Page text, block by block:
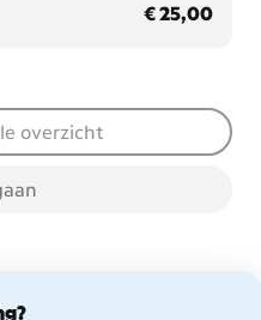
€ 25,00
€ 25,00
overzicht